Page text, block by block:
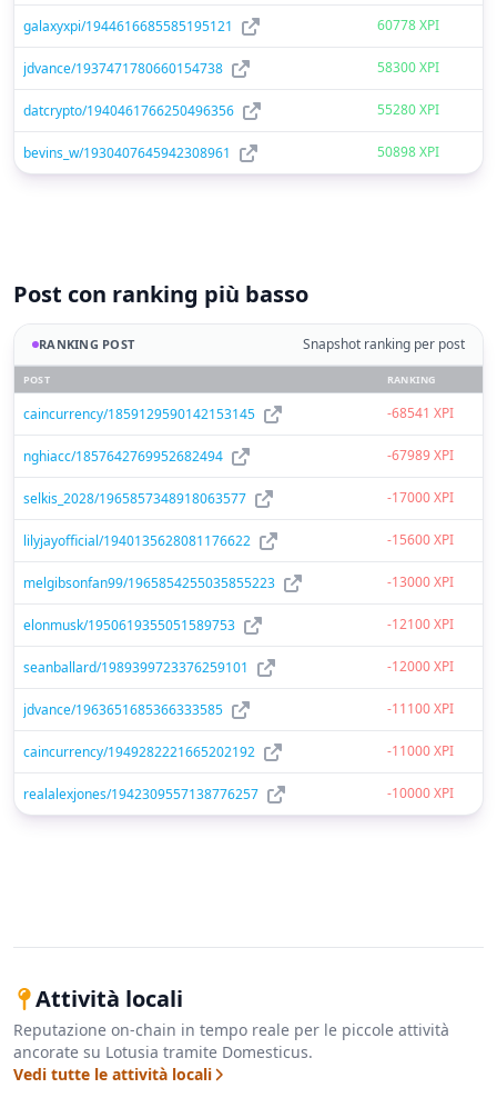
galaxyxpi/1944616685585195121 60778 XPI
jdvance/1937471780660154738 58300 XPI
datcrypto/1940461766250496356 55280 XPI
bevins_w/1930407645942308961 50898 XPI
Post con ranking più basso
RANKING POST Snapshot ranking per post
POST RANKING
caincurrency/1859129590142153145 -68541 XPI
nghiacc/1857642769952682494 -67989 XPI
selkis_2028/1965857348918063577 -17000 XPI
lilyjayofficial/1940135628081176622 -15600 XPI
melgibsonfan99/1965854255035855223 -13000 XPI
elonmusk/1950619355051589753 -12100 XPI
seanballard/1989399723376259101 -12000 XPI
jdvance/1963651685366333585 -11100 XPI
caincurrency/1949282221665202192 -11000 XPI
realalexjones/1942309557138776257 -10000 XPI
Attività locali
Reputazione on-chain in tempo reale per le piccole attività
ancorate su Lotusia tramite Domesticus.
Vedi tutte le attività locali